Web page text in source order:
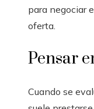
para negociar
oferta.
Pensar
Cuando se